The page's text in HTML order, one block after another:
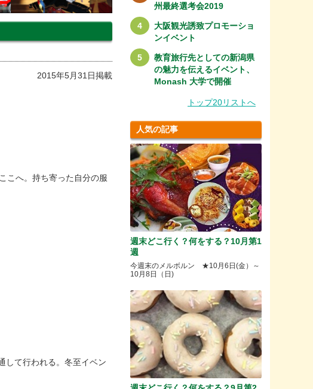
2015年5月31日掲載
こへ。持ち寄った自分の服
して行われる。冬至イベン
州最終選考会2019
大阪観光誘致プロモーショ
ンイベント
教育旅行先としての新潟県
の魅力を伝えるイベント、
Monash 大学で開催
トップ20リストへ
人気の記事
週末どこ行く？何をする？10月第1
週
今週末のメルボルン ★10月6日(金）～
10月8日（日)